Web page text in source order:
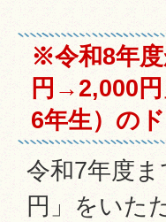
※令和8年
円→2,000
6年生）の
令和7年度
円」をいた